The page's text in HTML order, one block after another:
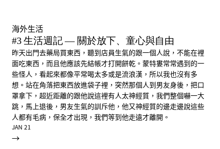
海外生活
#3 生活週記 — 關於放下、童心與自由
昨天出門去藥局買東西，聽到店員生氣的跟一個人說，不能在裡
面吃東西，而且他應該先結帳才打開餅乾。蒙特婁常常遇到的一
些怪人，看起來都像平常喝太多或是流浪漢，所以我也沒有多
想。站在角落把東西放進袋子裡，突然那個人到男友身後，把口
罩拿下，超近距離的跟他說這裡有人太神經質，我們整個嚇一大
跳，馬上退後，男友生氣的訓斥他，他又神經質的邊走邊說這些
人都有毛病，保全才出現，我們等到他走遠才離開。
JAN 21
→